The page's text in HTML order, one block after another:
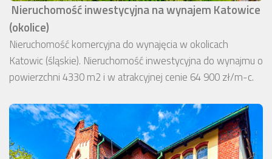
Nieruchomość inwestycyjna na wynajem Katowice
(okolice)
Nieruchomość komercyjna do wynajęcia w okolicach
Katowic (śląskie). Nieruchomość inwestycyjna do wynajmu o
powierzchni 4330 m2 i w atrakcyjnej cenie 64 900 zł/m-c.